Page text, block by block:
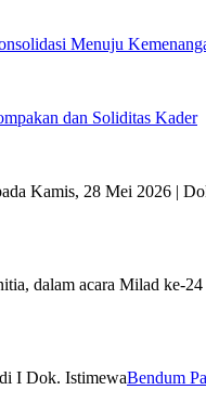
Menuju
dan Soliditas Kader
Bendum